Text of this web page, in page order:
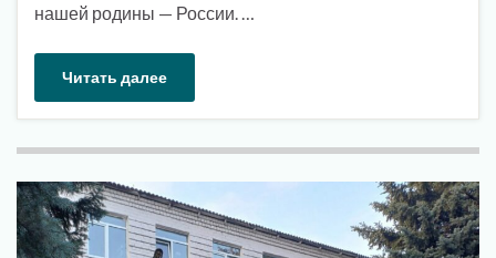
нашей родины — России. …
Читать далее